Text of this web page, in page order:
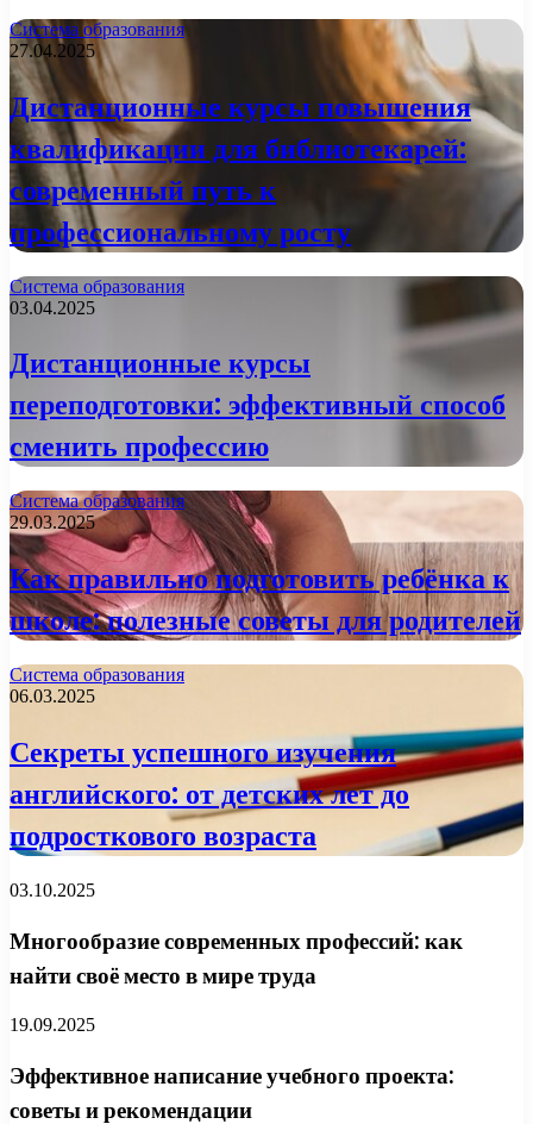
Система образования
27.04.2025
Дистанционные курсы повышения
квалификации для библиотекарей:
современный путь к
профессиональному росту
Система образования
03.04.2025
Дистанционные курсы
переподготовки: эффективный способ
сменить профессию
Система образования
29.03.2025
Как правильно подготовить ребёнка к
школе: полезные советы для родителей
Система образования
06.03.2025
Секреты успешного изучения
английского: от детских лет до
подросткового возраста
03.10.2025
Многообразие современных профессий: как
найти своё место в мире труда
19.09.2025
Эффективное написание учебного проекта:
советы и рекомендации